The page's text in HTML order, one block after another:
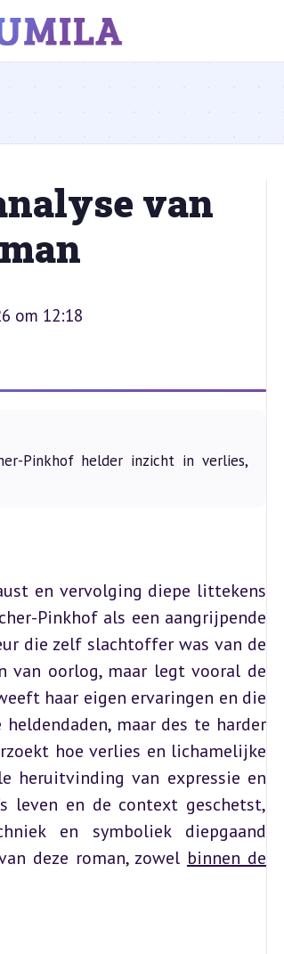
van
om 12:18
Pinkhof helder inzicht in verlies,
en vervolging diepe littekens
Pinkhof als een aangrijpende
die zelf slachtoffer was van de
van oorlog, maar legt vooral de
haar eigen ervaringen en die
maar des te harder
hoe verlies en lichamelijke
heruitvinding van expressie en
leven en de context geschetst,
en symboliek diepgaand
deze roman, zowel binnen de